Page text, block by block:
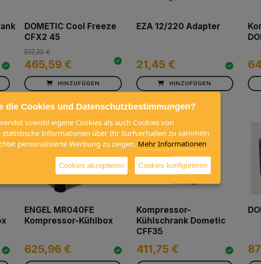
DOMETIC Cool Freeze
CFX2 45
465,59 €
517,32 €
HINZUFÜGEN
EZA 12/220 Adapter
21,45 €
HINZUFÜGEN
ENGEL MR040FE
Kompressor-Kühlbox
625,96 €
Kompressor-
Kühlschrank Dometic
CFF35
411,75 €
die Cookies und Datenschutzbestimmungen?
sowohl eigene Cookies als auch Cookies von
Informationen über Ihr Surfverhalten zu sammeln
personalisierte Werbung zu zeigen. Mehr Informationen
Cookies akzeptieren Cookies konfigurieren